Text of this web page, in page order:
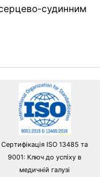
судинним
Сертифікація ISO 13485 та
9001: Ключ до успіху в
медичній галузі